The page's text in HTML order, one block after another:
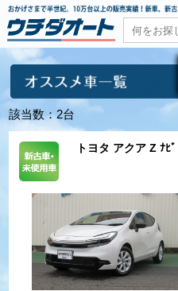
該当数：2台
トヨタ アクア Z ﾅﾋ